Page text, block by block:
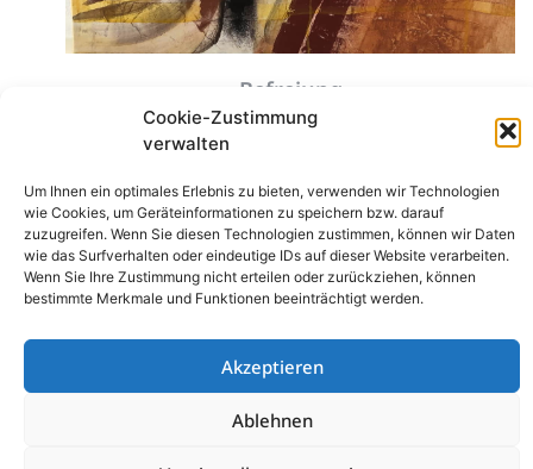
Cookie-Zustimmung
verwalten
Um Ihnen ein optimales Erlebnis zu bieten, verwenden wir Technologien
wie Cookies, um Geräteinformationen zu speichern bzw. darauf
zuzugreifen. Wenn Sie diesen Technologien zustimmen, können wir Daten
wie das Surfverhalten oder eindeutige IDs auf dieser Website verarbeiten.
Wenn Sie Ihre Zustimmung nicht erteilen oder zurückziehen, können
bestimmte Merkmale und Funktionen beeinträchtigt werden.
Akzeptieren
Ablehnen
Ausstellung der
Kunstgruppe
„Kreatives
Gomaringen“ von 23.
Juli bis 13. September
2026 im Rathaus
Gomaringen (zu den